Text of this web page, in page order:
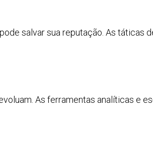
salvar sua reputação. As táticas
As ferramentas analíticas e